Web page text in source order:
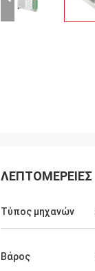
ΛΕΠΤΟΜΈΡΕΙΕΣ
Τύπος μηχανών
Βάρος